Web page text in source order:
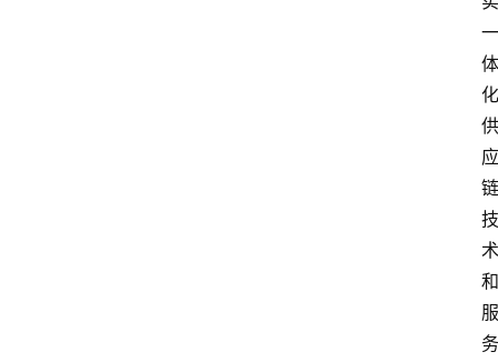
一
体
化
供
应
链
技
术
和
服
务